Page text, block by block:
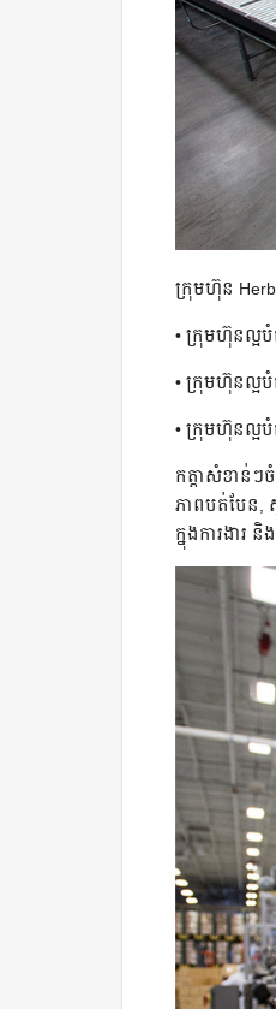
ក្រុមហ៊ុន
• ក្រុមហ៊ុនល្អបំ
• ក្រុមហ៊ុនល្អបំ
• ក្រុមហ៊ុនល្អបំ
កត្តាសំខាន់ៗ
ភាពបត់បែន, ស្
ក្នុងការងារ និ